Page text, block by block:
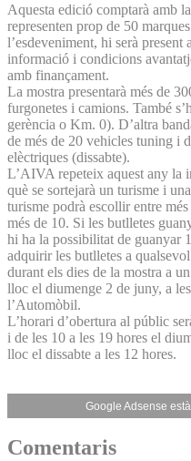
Aquesta edició comptarà amb
representen prop de 50
l’esdeveniment, hi serà
informació i condicions
amb finançament.
La mostra presentarà més de
furgonetes i camions. També
gerència o Km. 0). D’altra
de més de 20 vehicles tuning i
elèctriques (dissabte).
L’AIVA repeteix aquest any la
què se sortejarà un turisme i
turisme podrà escollir entre
més de 10. Si les butlletes
hi ha la possibilitat de guanyar
adquirir les butlletes a
durant els dies de la mostra a
lloc el diumenge 2 de juny, a
l’Automòbil.
L’horari d’obertura al públic
i de les 10 a les 19 hores el
lloc el dissabte a les 12 hores.
Google Adsense
Comentaris